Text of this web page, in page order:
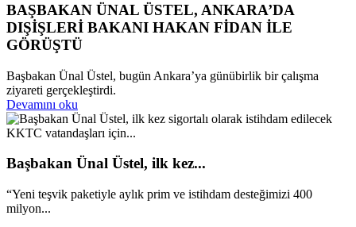
BAŞBAKAN ÜNAL ÜSTEL, ANKARA’DA
DIŞİŞLERİ BAKANI HAKAN FİDAN İLE
GÖRÜŞTÜ
Başbakan Ünal Üstel, bugün Ankara’ya günübirlik bir çalışma
ziyareti gerçekleştirdi.
Devamını oku
Başbakan Ünal Üstel, ilk kez...
“Yeni teşvik paketiyle aylık prim ve istihdam desteğimizi 400
milyon...